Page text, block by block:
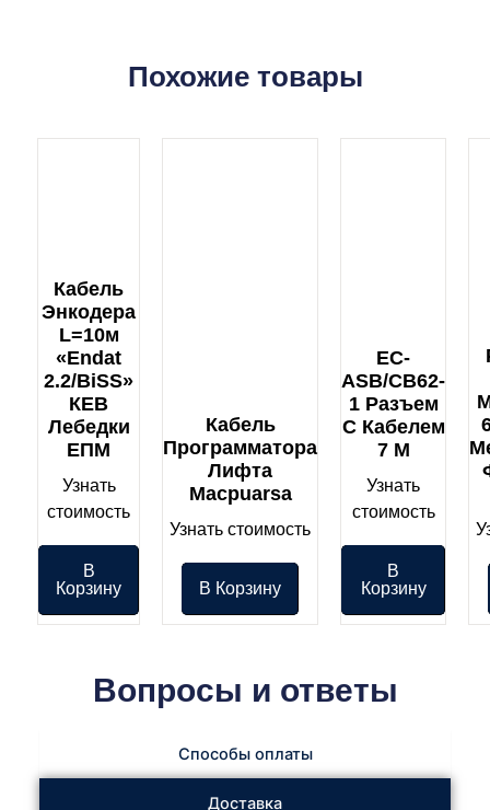
Похожие товары
Кабель
Энкодера
L=10м
«Endat
2.2/BiSS»
КЕВ
Лебедки
ЕПМ
Узнать
стоимость
В
Корзину
Кабель
Программатора
Лифта
Macpuarsa
Узнать стоимость
В Корзину
EC-
ASB/CB62-
1 Разъем
С Кабелем
7 М
Узнать
стоимость
В
Корзину
Вопросы и ответы
Способы оплаты
Доставка